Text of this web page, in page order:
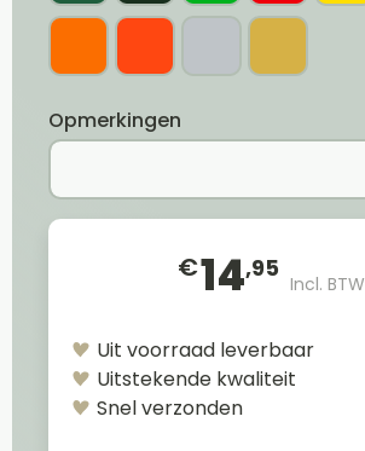
Opmerkingen
€14,95
Incl. BTW
Uit voorraad leverbaar
Uitstekende kwaliteit
Snel verzonden